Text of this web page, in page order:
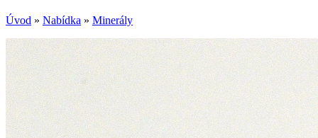
Úvod » Nabídka » Minerály